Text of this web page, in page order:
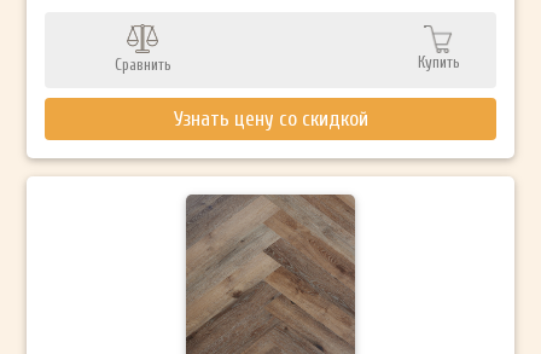
Сравнить Купить
Узнать цену со скидкой